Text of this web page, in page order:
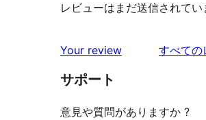
レビューはまだ送信されてい
Your review すべての
サポート
意見や質問がありますか ?